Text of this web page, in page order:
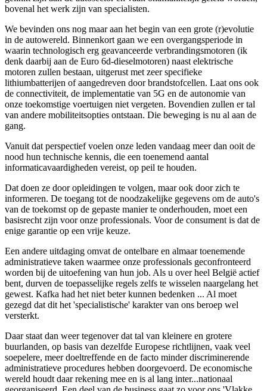
bovenal het werk zijn van specialisten.
We bevinden ons nog maar aan het begin van een grote (r)evolutie
in de autowereld. Binnenkort gaan we een overgangsperiode in
waarin technologisch erg geavanceerde verbrandingsmotoren (ik
denk daarbij aan de Euro 6d-dieselmotoren) naast elektrische
motoren zullen bestaan, uitgerust met zeer specifieke
lithiumbatterijen of aangedreven door brandstofcellen. Laat ons ook
de connectiviteit, de implementatie van 5G en de autonomie van
onze toekomstige voertuigen niet vergeten. Bovendien zullen er tal
van andere mobiliteitsopties ontstaan. Die beweging is nu al aan de
gang.
Vanuit dat perspectief voelen onze leden vandaag meer dan ooit de
nood hun technische kennis, die een toenemend aantal
informaticavaardigheden vereist, op peil te houden.
Dat doen ze door opleidingen te volgen, maar ook door zich te
informeren. De toegang tot de noodzakelijke gegevens om de auto's
van de toekomst op de gepaste manier te onderhouden, moet een
basisrecht zijn voor onze professionals. Voor de consument is dat de
enige garantie op een vrije keuze.
Een andere uitdaging omvat de ontelbare en almaar toenemende
administratieve taken waarmee onze professionals geconfronteerd
worden bij de uitoefening van hun job. Als u over heel België actief
bent, durven de toepasselijke regels zelfs te wisselen naargelang het
gewest. Kafka had het niet beter kunnen bedenken ... Al moet
gezegd dat dit het 'specialistische' karakter van ons beroep wel
versterkt.
Daar staat dan weer tegenover dat tal van kleinere en grotere
buurlanden, op basis van dezelfde Europese richtlijnen, vaak veel
soepelere, meer doeltreffende en de facto minder discriminerende
administratieve procedures hebben doorgevoerd. De economische
wereld houdt daar rekening mee en is al lang inter...nationaal